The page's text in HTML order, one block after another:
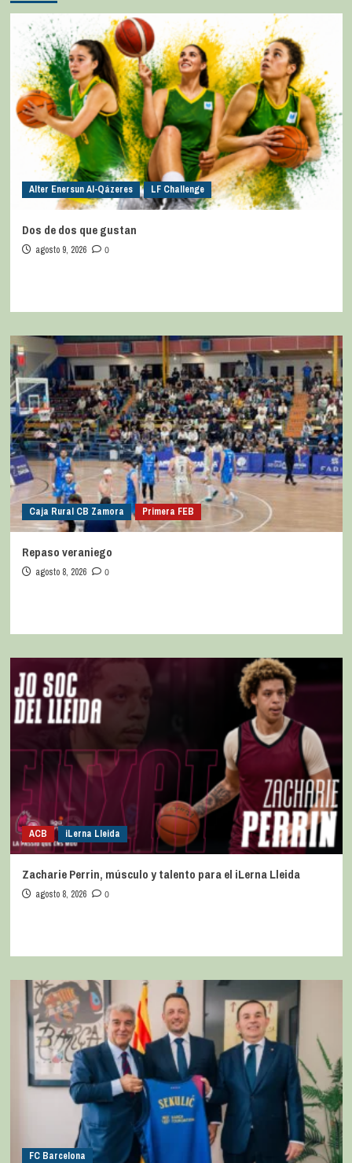
Alter Enersun Al-Qázeres LF Challenge
Dos de dos que gustan
agosto 9, 2026 0
Caja Rural CB Zamora Primera FEB
Repaso veraniego
agosto 8, 2026 0
ACB iLerna Lleida
Zacharie Perrin, músculo y talento para el iLerna Lleida
agosto 8, 2026 0
FC Barcelona